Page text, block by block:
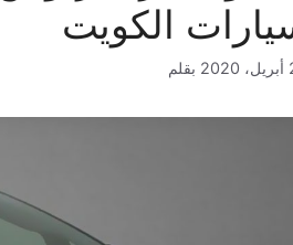
الكويت
بقلم